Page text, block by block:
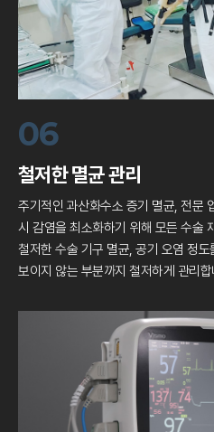
06
철저한 멸균 관리
주기적인 과산화수소 증기 멸균, 전문
시 감염을 최소화하기 위해 모든 수술
철저한 수술 기구 멸균, 공기 오염 정
보이지 않는 부분까지 철저하게 관리합